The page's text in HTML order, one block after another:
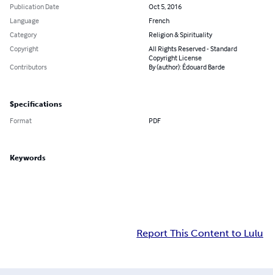
Publication Date
Oct 5, 2016
Language
French
Category
Religion & Spirituality
Copyright
All Rights Reserved - Standard
Copyright License
Contributors
By (author): Édouard Barde
Specifications
Format PDF
Keywords
Report This Content to Lulu